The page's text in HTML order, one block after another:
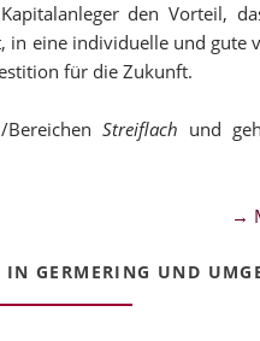
den Vorteil,
eine individuelle und gute
für die Zukunft.
Streiflach und
→
GERMERING UND